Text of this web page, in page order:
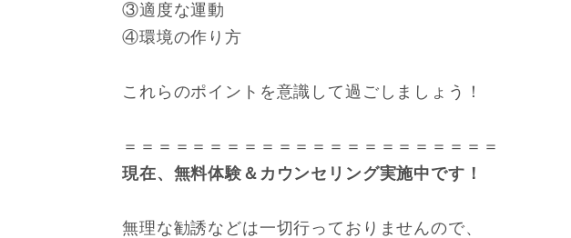
③適度な運動
④環境の作り方
これらのポイントを意識して過ごしましょう！
＝＝＝＝＝＝＝＝＝＝＝＝＝＝＝＝＝＝＝＝＝＝
現在、無料体験＆カウンセリング実施中です！
無理な勧誘などは一切行っておりませんので、